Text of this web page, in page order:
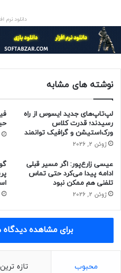
پردازنده‌های میتیور لیک اینتل
فناوری مجهزند. اینتل همچنین به
در این تراشه‌ها اشاره کرده است.
مدرسه
منبع : زومیت
سخت افزار فناوری
دانلود نرم
نوشته های مشابه
لپ‌تاپ‌های جدید ایسوس از راه
رسیدند؛ قدرت کلاس
ورک‌استیشن و گرافیک توانمند
ژوئن 2, 2026
عیسی زارع‌پور: اگر مسیر قبلی
ادامه پیدا می‌کرد حتی تماس
تلفنی هم ممکن نبود
ژوئن 2, 2026
برای مشاهده
محبوب تازه ترین